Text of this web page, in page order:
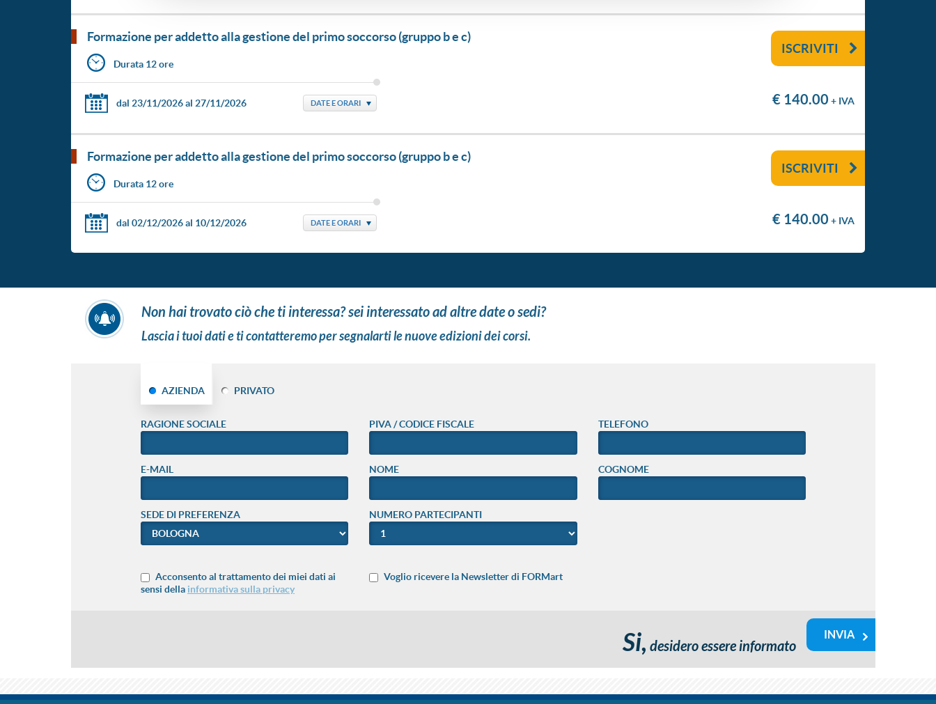
formazione per addetto alla gestione del primo soccorso (gruppo b e c)
Durata 12 ore
dal 23/11/2026al 27/11/2026 DATE E ORARI
ISCRIVITI
€ 140.00 + IVA
formazione per addetto alla gestione del primo soccorso (gruppo b e c)
Durata 12 ore
dal 02/12/2026al 10/12/2026 DATE E ORARI
ISCRIVITI
€ 140.00 + IVA
non hai trovato ciò che ti interessa? sei interessato ad altre date o sedi?
Lascia i tuoi dati e ti contatteremo per segnalarti le nuove edizioni dei corsi.
AZIENDA PRIVATO
RAGIONE SOCIALE PIVA / CODICE FISCALE TELEFONO
E-MAIL NOME COGNOME
SEDE DI PREFERENZA NUMERO PARTECIPANTI
Acconsento al trattamento dei miei dati ai
sensi della informativa sulla privacy
Voglio ricevere la Newsletter di FORMart
Si, desidero essere informato